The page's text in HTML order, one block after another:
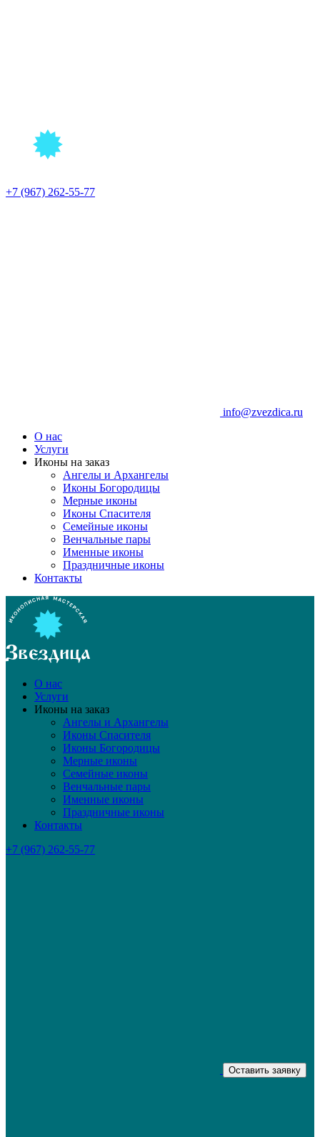
+7 (967) 262-55-77
info@zvezdica.ru
О нас
Услуги
Иконы на заказ
Ангелы и Архангелы
Иконы Богородицы
Мерные иконы
Иконы Спасителя
Семейные иконы
Венчальные пары
Именные иконы
Праздничные иконы
Контакты
О нас
Услуги
Иконы на заказ
Ангелы и Архангелы
Иконы Спасителя
Иконы Богородицы
Мерные иконы
Семейные иконы
Венчальные пары
Именные иконы
Праздничные иконы
Контакты
+7 (967) 262-55-77
Оставить заявку